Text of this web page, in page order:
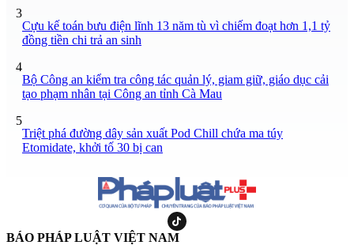
3
Cựu kế toán bưu điện lĩnh 13 năm tù vì chiếm đoạt hơn 1,1 tỷ
đồng tiền chi trả an sinh
4
Bộ Công an kiểm tra công tác quản lý, giam giữ, giáo dục cải
tạo phạm nhân tại Công an tỉnh Cà Mau
5
Triệt phá đường dây sản xuất Pod Chill chứa ma túy
Etomidate, khởi tố 30 bị can
BÁO PHÁP LUẬT VIỆT NAM